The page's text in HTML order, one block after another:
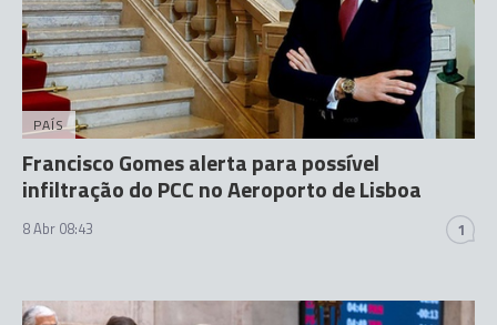
PAÍS
Francisco Gomes alerta para possível
infiltração do PCC no Aeroporto de Lisboa
8 Abr 08:43 1